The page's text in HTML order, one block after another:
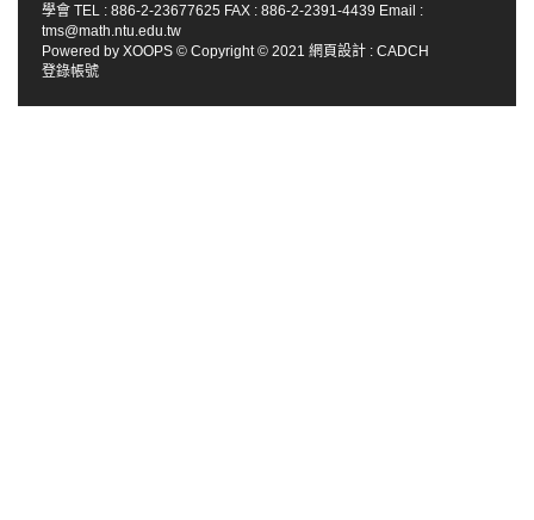
學會 TEL : 886-2-23677625 FAX : 886-2-2391-4439 Email :
tms@math.ntu.edu.tw
Powered by XOOPS © Copyright © 2021 網頁設計 : CADCH
登錄帳號